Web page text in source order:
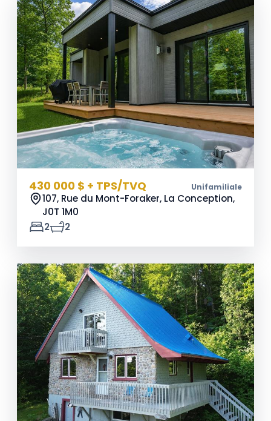
430 000 $ + TPS/TVQ Unifamiliale
107, Rue du Mont-Foraker, La Conception,
J0T 1M0
2
2